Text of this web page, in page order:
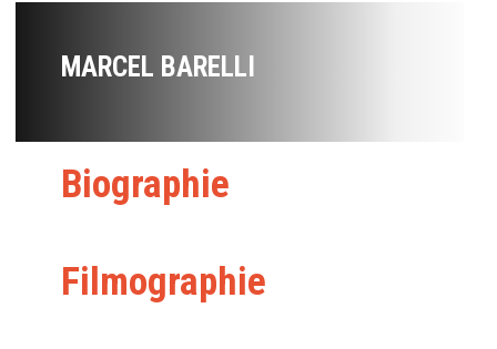
MARCEL BARELLI
Biographie
Filmographie